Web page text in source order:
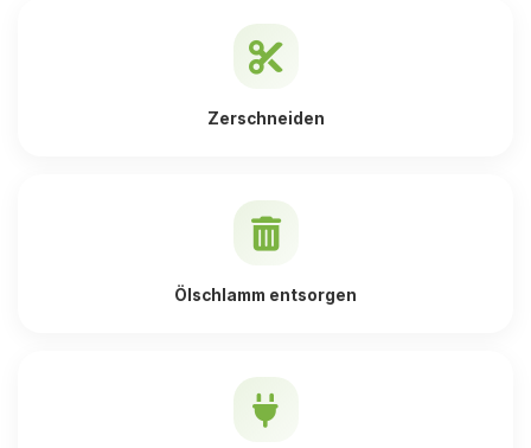
Zerschneiden
Ölschlamm entsorgen